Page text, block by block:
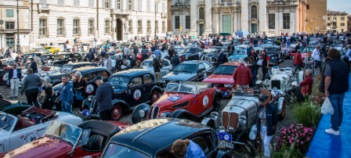
1954-2025
GRANDI EVENTI 2026
ORGANIZZAZIONE
CONTATTI
PRESS
NEWS